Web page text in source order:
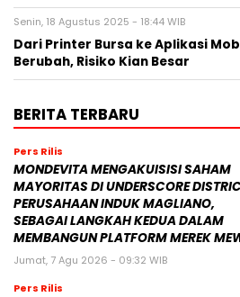
Senin, 18 Agustus 2025 - 18:44 WIB
Dari Printer Bursa ke Aplikasi
Berubah, Risiko Kian Besar
BERITA TERBARU
Pers Rilis
MONDEVITA MENGAKUISISI SAHAM
MAYORITAS DI UNDERSCORE
PERUSAHAAN INDUK MAGLIANO,
SEBAGAI LANGKAH KEDUA DALAM
MEMBANGUN PLATFORM MEREK
Jumat, 7 Agu 2026 - 09:32 WIB
Pers Rilis